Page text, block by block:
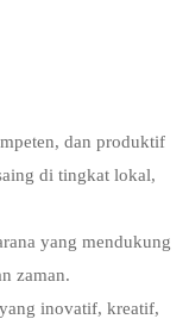
dan produktif
di tingkat lokal,
yang mendukung
zaman.
inovatif, kreatif,